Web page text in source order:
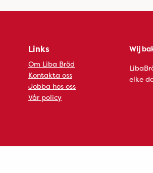
Links
Om Liba Bröd
Kontakta oss
Jobba hos oss
Vår policy
Wij
elke